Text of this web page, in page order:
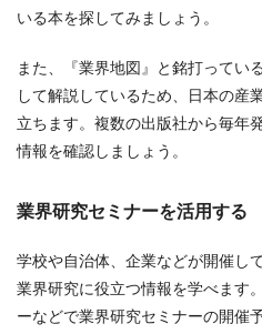
いる本を探してみましょう。
また、『業界地図』と銘打ってい
して解説しているため、日本の産
立ちます。複数の出版社から毎年
情報を確認しましょう。
業界研究セミナーを活用する
学校や自治体、企業などが開催し
業界研究に役立つ情報を学べます
ーなどで業界研究セミナーの開催